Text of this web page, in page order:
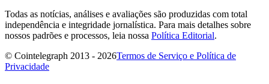
Todas as notícias, análises e avaliações são produzidas com total
independência e integridade jornalística. Para mais detalhes sobre
nossos padrões e processos, leia nossa Política Editorial.
© Cointelegraph 2013 - 2026Termos de Serviço e Política de
Privacidade